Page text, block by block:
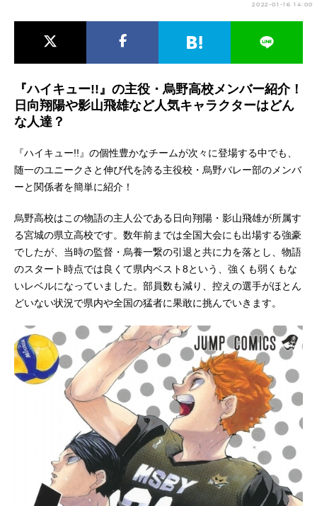
男性声優/女性声優一覧
2022-01-16 14:00
『ハイキュー!!』の主役・烏野高校メンバー紹介！
日向翔陽や影山飛雄など人気キャラクターはどん
な人達？
『ハイキュー!!』の個性豊かなチームが次々に登場する中でも、
随一のユニークさと伸び代を誇る主役校・烏野バレー部のメンバ
ーと関係者を簡単に紹介！
烏野高校はこの物語の主人公である日向翔陽・影山飛雄が所属す
る宮城の県立高校です。数年前までは全国大会にも出場する強豪
でしたが、当時の監督・烏養一繋の引退と共に力を落とし、物語
のスタート時点では良くて県内ベスト8という、強くも弱くもな
いレベルになっていました。部員数も減り、控えの選手がほとん
どいない状況で県内や全国の猛者に果敢に挑んでいきます。